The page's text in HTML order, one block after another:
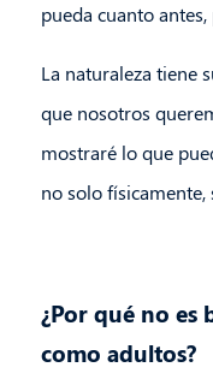
pueda cuanto antes,
La naturaleza tiene
que nosotros
mostraré lo que
no solo
¿Por qué no es
como adultos?